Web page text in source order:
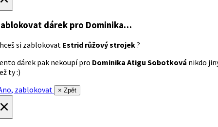
dárek pro Dominika…
si zablokovat Estrid růžový strojek?
dárek pak nekoupí pro Dominika Atigu Sobotková nikdo
ty :)
zablokovat
× Zpět